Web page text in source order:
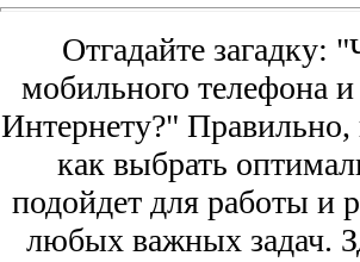
Отгадайте загадку:
мобильного телефона
Интернету?" Правильно,
как выбрать
подойдет для работы и
любых важных задач.